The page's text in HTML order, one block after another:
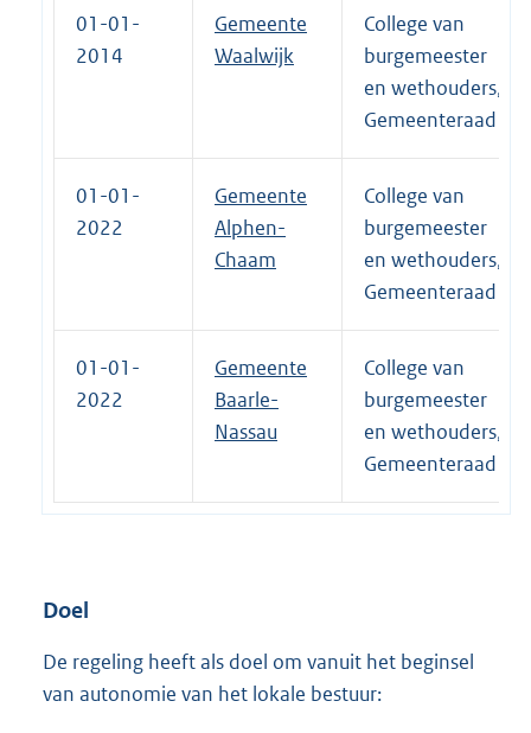
01-01-
2014
Gemeente
Waalwijk
College van
burgemeester
en wethouders,
Gemeenteraad
01-01-
2022
Gemeente
Alphen-
Chaam
College van
burgemeester
en wethouders,
Gemeenteraad
01-01-
2022
Gemeente
Baarle-
Nassau
College van
burgemeester
en wethouders,
Gemeenteraad
Doel
De regeling heeft als doel om vanuit het beginsel
van autonomie van het lokale bestuur: